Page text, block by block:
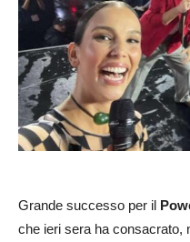
Grande successo per il
che ieri sera ha consacrato,